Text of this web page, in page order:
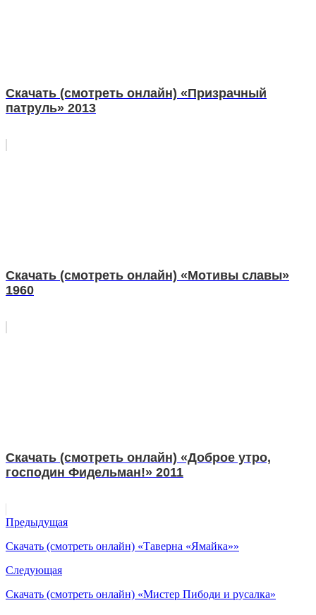
Скачать (смотреть онлайн) «Призрачный
патруль» 2013
Скачать (смотреть онлайн) «Мотивы славы»
1960
Скачать (смотреть онлайн) «Доброе утро,
господин Фидельман!» 2011
Предыдущая
Скачать (смотреть онлайн) «Таверна «Ямайка»»
Следующая
Скачать (смотреть онлайн) «Мистер Пибоди и русалка»